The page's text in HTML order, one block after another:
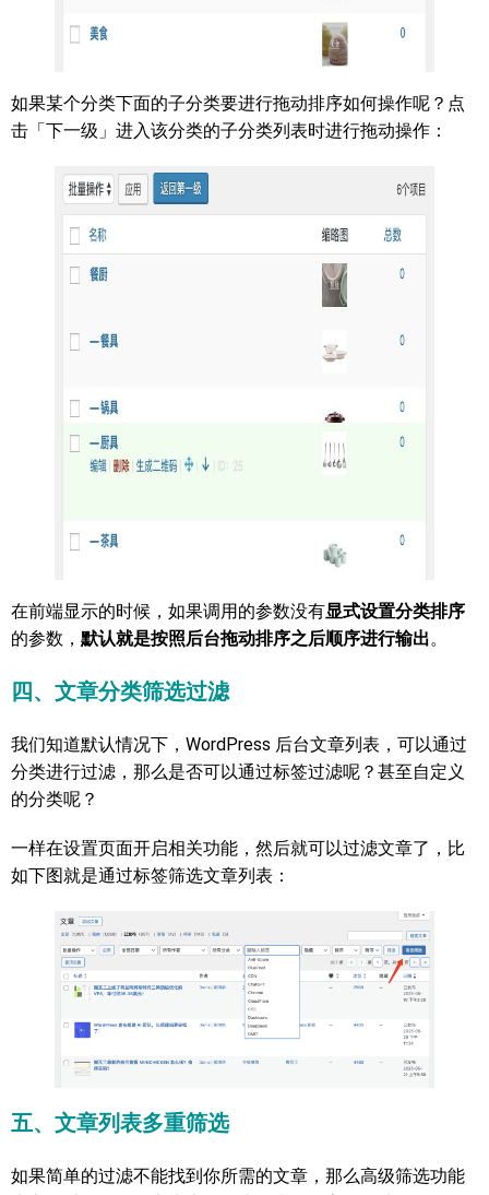
如果某个分类下面的子分类要进行拖动排序如何操作呢？点
击「下一级」进入该分类的子分类列表时进行拖动操作：
在前端显示的时候，如果调用的参数没有显式设置分类排序
的参数， 默认就是按照后台拖动排序之后顺序进行输出。
四、文章分类筛选过滤
我们知道默认情况下，WordPress 后台文章列表，可以通过
分类进行过滤，那么是否可以通过标签过滤呢？甚至自定义
的分类呢？
一样在设置页面开启相关功能，然后就可以过滤文章了，比
如下图就是通过标签筛选文章列表：
五、文章列表多重筛选
如果简单的过滤不能找到你所需的文章，那么高级筛选功能